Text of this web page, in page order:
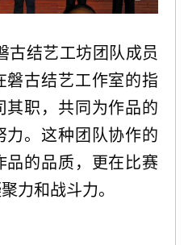
古结艺工坊团队成员
磐古结艺工作室的指
其职，共同为作品的
力。这种团队协作的
品的品质，更在比赛
力和战斗力。